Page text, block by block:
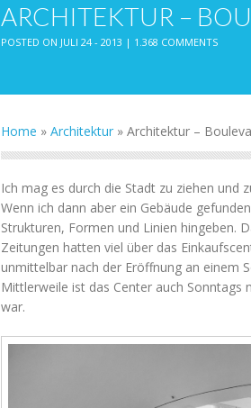
ARCHITEKTUR –
POSTED ON JULI 24 - 2013 | 1.368 COMMENTS
Home » Architektur » Architektur –
Ich mag es durch die Stadt zu ziehen und
Wenn ich dann aber ein Gebäude
Strukturen, Formen und Linien hingeben.
Zeitungen hatten viel über das
unmittelbar nach der Eröffnung an einem
Mittlerweile ist das Center auch
war.